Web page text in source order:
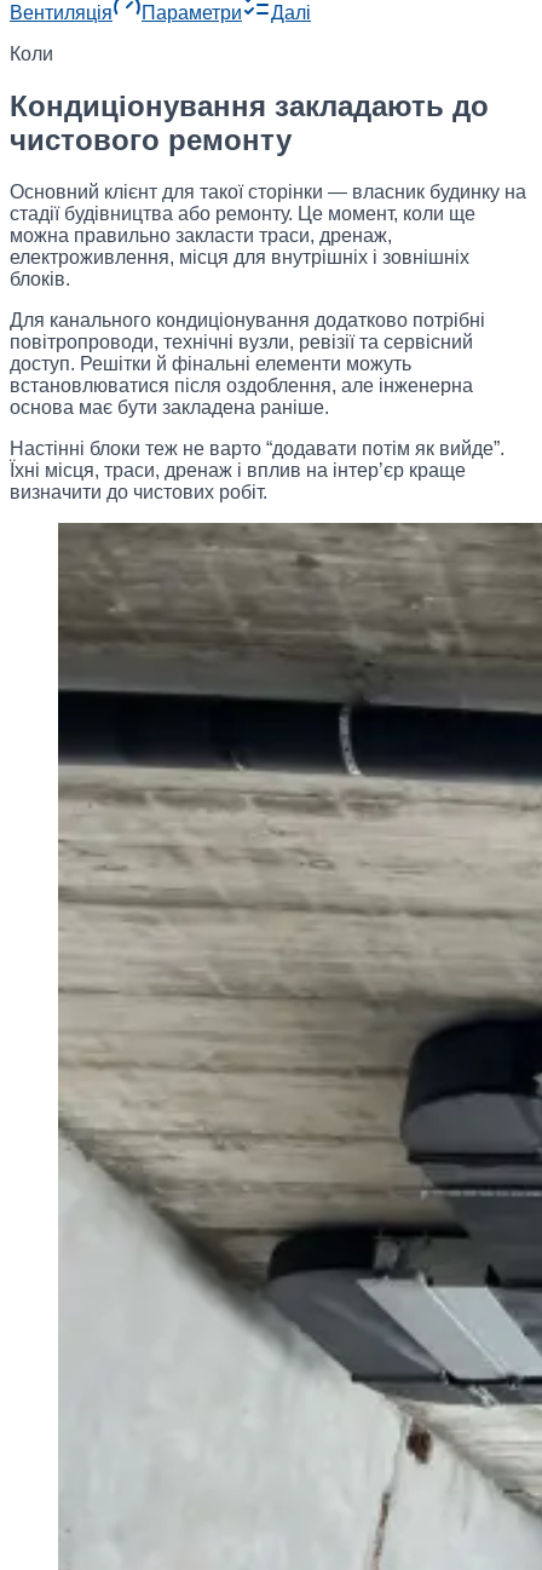
Вентиляція
Параметри
Далі
Коли
Кондиціонування закладають до
чистового ремонту
Основний клієнт для такої сторінки — власник будинку на
стадії будівництва або ремонту. Це момент, коли ще
можна правильно закласти траси, дренаж,
електроживлення, місця для внутрішніх і зовнішніх
блоків.
Для канального кондиціонування додатково потрібні
повітропроводи, технічні вузли, ревізії та сервісний
доступ. Решітки й фінальні елементи можуть
встановлюватися після оздоблення, але інженерна
основа має бути закладена раніше.
Настінні блоки теж не варто “додавати потім як вийде”.
Їхні місця, траси, дренаж і вплив на інтер’єр краще
визначити до чистових робіт.